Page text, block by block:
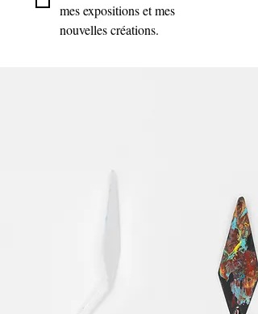
mes expositions et mes
nouvelles créations.